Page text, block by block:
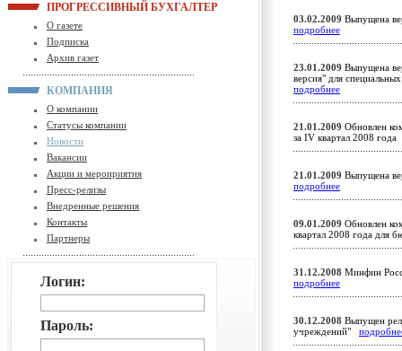
ПРОГРЕССИВНЫЙ БУХГАЛТЕР
О газете
Подписка
Архив газет
КОМПАНИЯ
О компании
Статусы компании
Новости
Вакансии
Акции и мероприятия
Пресс-релизы
Внедренные решения
Контакты
Партнеры
Логин:
Пароль:
03.02.2009 Выпущена
подробнее
23.01.2009 Выпущена
версия" для
подробнее
21.01.2009 Обновлен
за IV квартал 2008
21.01.2009 Выпущена
подробнее
09.01.2009 Обновлен
квартал 2008 года для
31.12.2008 Минфин
подробнее
30.12.2008 Выпущен
учреждений"